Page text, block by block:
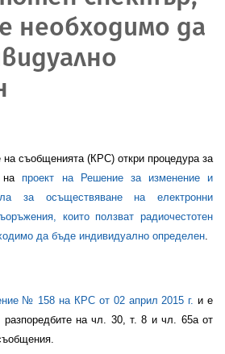
необходимо да
на съобщенията (КРС) откри процедура за
на проект на Решение за изменение и
за осъществяване на електронни
които ползват радиочестотен
да бъде индивидуално определен
№ 158 на КРС от 02април 2015 г. и е
разпоредбите начл. 30, т. 8 и чл. 65а от